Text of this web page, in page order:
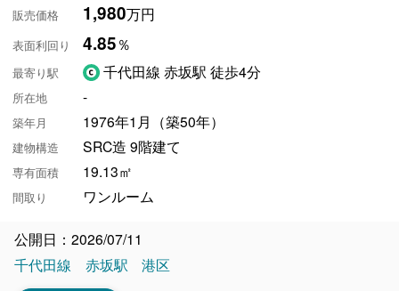
販売価格 1,980万円
表面利回り 4.85％
最寄り駅 千代田線 赤坂駅 徒歩4分
所在地 -
築年月 1976年1月（築50年）
建物構造 SRC造 9階建て
専有面積 19.13㎡
間取り ワンルーム
公開日：2026/07/11
千代田線
赤坂駅 港区